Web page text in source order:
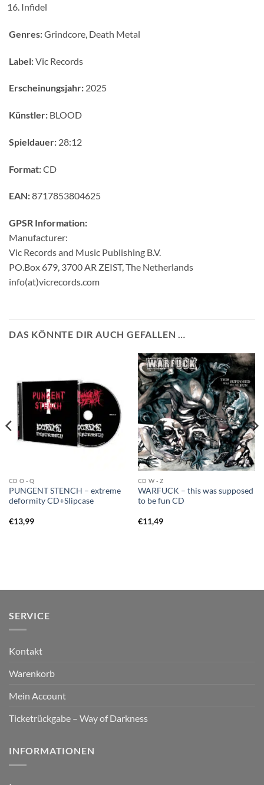
Infidel
Genres:Grindcore, Death Metal
Label:Vic Records
Erscheinungsjahr: 2025
Künstler: BLOOD
Spieldauer: 28:12
Format:CD
EAN:8717853804625
GPSR Information:
Manufacturer:
Vic Records and Music Publishing B.V.
PO.Box 679, 3700 AR ZEIST, The Netherlands
info(at)vicrecords.com
DAS KÖNNTE DIR AUCH GEFALLEN …
CD O - Q
PUNGENT STENCH – extreme
deformity CD+Slipcase
€13,99
CD W - Z
WARFUCK – this was supposed
to be fun CD
€11,49
SERVICE
Kontakt
Warenkorb
Mein Account
Ticketrückgabe – Way of Darkness
INFORMATIONEN